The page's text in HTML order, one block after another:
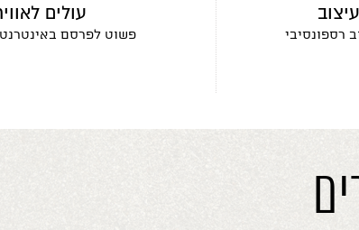
רספונסיבי
עולים
פשוט לפרסם